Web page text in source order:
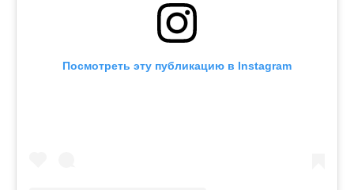
Посмотреть эту публикацию в Instagram